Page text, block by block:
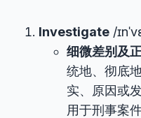
Investigate /
细微差别及
统地、彻底
实、原因或
用于刑事案